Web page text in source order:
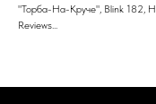
"Торба-На-Круче", Blink 182,
Reviews...